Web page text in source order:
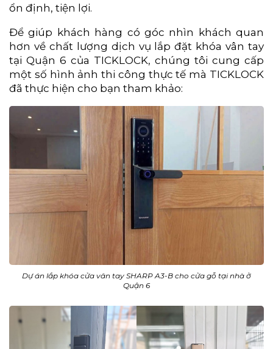
ổn định, tiện lợi.
Để giúp khách hàng có góc nhìn khách quan
hơn về chất lượng dịch vụ lắp đặt khóa vân tay
tại Quận 6 của TICKLOCK, chúng tôi cung cấp
một số hình ảnh thi công thực tế mà TICKLOCK
đã thực hiện cho bạn tham khảo:
Dự án lắp khóa cửa vân tay SHARP A3-B cho cửa gỗ tại nhà ở
Quận 6